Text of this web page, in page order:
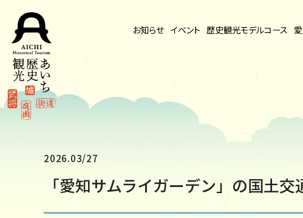
お知らせ イベント 歴史観光モデルコース
2026.03/27
「愛知サムライガーデン」の国土